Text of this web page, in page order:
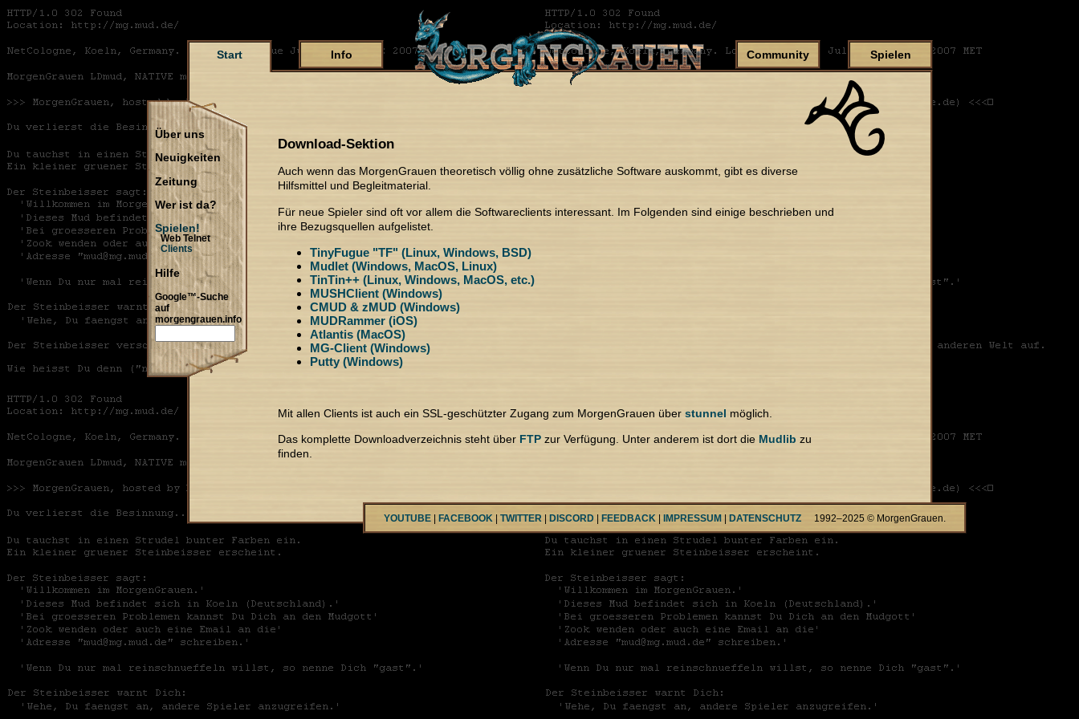
Start Info Community Spielen
Über uns
Neuigkeiten
Zeitung
Wer ist da?
Spielen!
Web Telnet
Clients
Hilfe
Google™-Suche
auf
morgengrauen.info
Download-Sektion
Auch wenn das MorgenGrauen theoretisch völlig ohne zusätzliche Software auskommt, gibt es diverse
Hilfsmittel und Begleitmaterial.
Für neue Spieler sind oft vor allem die Softwareclients interessant. Im Folgenden sind einige beschrieben und
ihre Bezugsquellen aufgelistet.
TinyFugue "TF" (Linux, Windows, BSD)
Mudlet (Windows, MacOS, Linux)
TinTin++ (Linux, Windows, MacOS, etc.)
MUSHClient (Windows)
CMUD & zMUD (Windows)
MUDRammer (iOS)
Atlantis (MacOS)
MG-Client (Windows)
Putty (Windows)
Mit allen Clients ist auch ein SSL-geschützter Zugang zum MorgenGrauen über stunnel möglich.
Das komplette Downloadverzeichnis steht über FTP zur Verfügung. Unter anderem ist dort die Mudlib zu
finden.
YOUTUBE FACEBOOK TWITTER DISCORD FEEDBACK IMPRESSUM DATENSCHUTZ 1992–2025 © MorgenGrauen.